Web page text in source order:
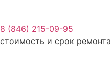
8 (846) 215-09-95
стоимость и срок ремонта